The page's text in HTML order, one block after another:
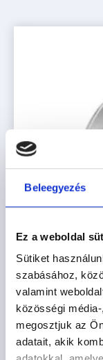
Beleegyezés
Ez a weboldal
Sütiket
szabásához,
valamint
közösségi
megosztjuk az
adatait, akik